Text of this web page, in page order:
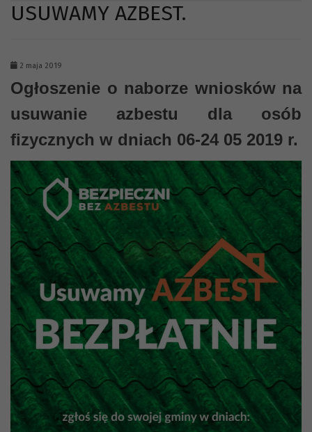
USUWAMY AZBEST.
2 maja 2019
Ogłoszenie o naborze wniosków na
usuwanie azbestu dla osób
fizycznych w dniach 06-24 05 2019 r.